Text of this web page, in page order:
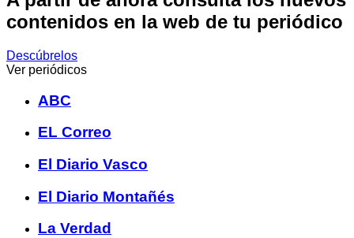
contenidos en la web de tu periódico
Descúbrelos
Ver periódicos
ABC
EL Correo
El Diario Vasco
El Diario Montañés
La Verdad